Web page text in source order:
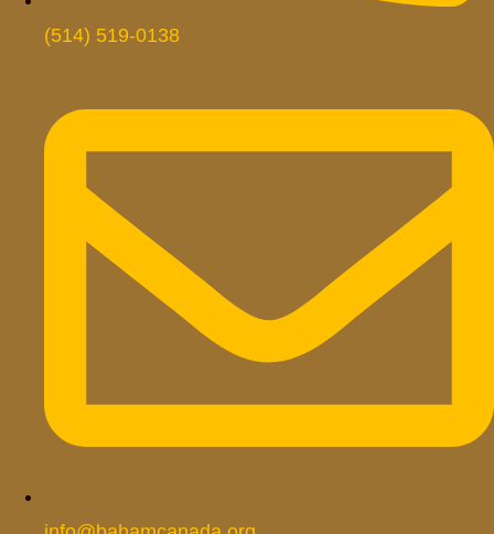
(514) 519-0138